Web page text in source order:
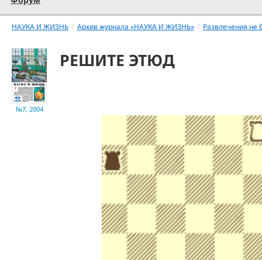
НАУКА И ЖИЗНЬ / Архив журнала «НАУКА И ЖИЗНЬ» / Развлечения не
№7, 2004
РЕШИТЕ ЭТЮД